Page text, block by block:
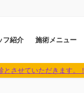
フ紹介 施術メニュー
させていただきます。！